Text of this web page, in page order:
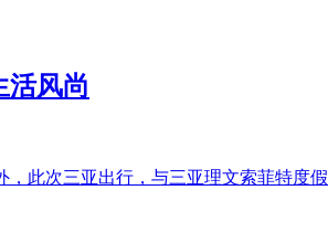
活风尚
此次三亚出行，与三亚理文索菲特度假